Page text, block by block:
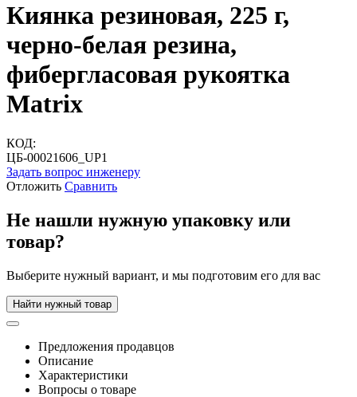
Киянка резиновая, 225 г,
черно-белая резина,
фибергласовая рукоятка
Matrix
КОД:
ЦБ-00021606_UP1
Задать вопрос инженеру
Отложить Сравнить
Не нашли нужную упаковку или
товар?
Выберите нужный вариант, и мы подготовим его для вас
Найти нужный товар
Предложения продавцов
Описание
Характеристики
Вопросы о товаре